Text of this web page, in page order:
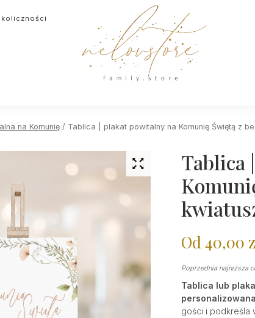
na Komunię / Tablica | plakat powitalny na Komunię Świętą z
Tablica
Od 40,00
Poprzednia najniższa
Tablica lub
gości i podkreśla